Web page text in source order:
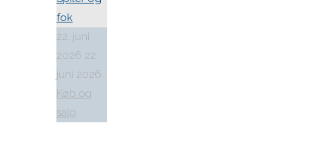
22. juni
2026 22.
juni 2026
Køb og
salg